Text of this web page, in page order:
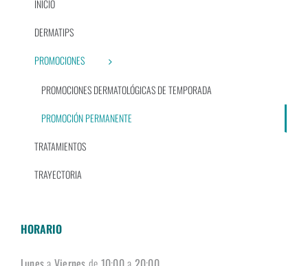
INICIO
DERMATIPS
PROMOCIONES
PROMOCIONES DERMATOLÓGICAS DE TEMPORADA
PROMOCIÓN PERMANENTE
TRATAMIENTOS
TRAYECTORIA
HORARIO